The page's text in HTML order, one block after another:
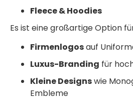
Fleece & Hoodies
Es ist eine großartige Option
Firmenlogosauf
Luxus-Branding für
Kleine Designswie
Embleme